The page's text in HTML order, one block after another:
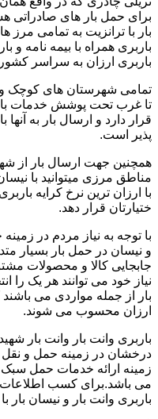
برای حمل بار های صادراتی
بار با ترانزیت به تمامی مرز
باربری همراه با بیمه نامه و
باربری ارزان به سراسر کشور
تمامی شهرستان های کوچک
تا غرب تحت پوشش خدمات
قرار دارد و ارسال بار به آنها
پذیر است.
همچنین جهت ارسال بار از
مناطق مرزی میتوانید با
با ارزان ترین نرخ کرایه
ختیارتان قرار دهد.
با توجه به نیاز مردم در
و نیسان در حمل بار بسیار
جابجایی کالا و محصولات
نیاز خود می توانند هر یک را
بار از جمله مواردی می باشند
ارزان محسوب می شوند.
باربری وانت بار وانت بار
درخشان در زمینه حمل و نقل
زمینه ارائه خدمات حمل سبک
می باشد.برای کسب اطلاعات
باربری وانت بار و نیسان بار